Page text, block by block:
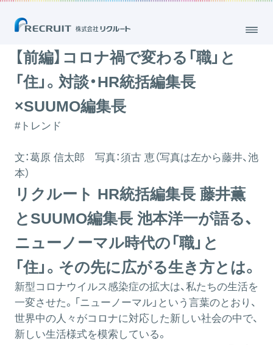
集長
【前編】コロナ禍で変わる「職」と
「住」。対談・HR統括編集長
×SUUMO編集長
#トレンド
文：葛原 信太郎 写真： 須古 恵（写真は左から藤井、池
本）
リクルート HR統括編集長 藤井薫
とSUUMO編集長 池本洋一が語る、
ニューノーマル時代の「職」と
「住」。その先に広がる生き方とは。
新型コロナウイルス感染症の拡大は、私たちの生活を
一変させた。「ニューノーマル」という言葉のとおり、
世界中の人々がコロナに対応した新しい社会の中で、
新しい生活様式を模索している。